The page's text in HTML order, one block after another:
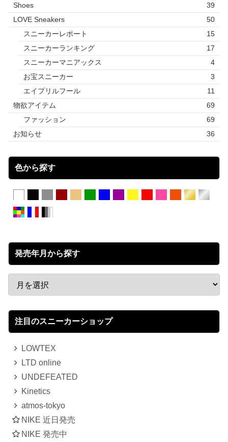
Shoes
39
LOVE Sneakers
50
スニーカーレポート
15
スニーカーランキング
17
スニーカーマニアックス
4
お宝スニーカー
3
エイプリルフール
11
物欲アイテム
69
ファッション
69
お知らせ
36
色から探す
発売年月から探す
注目のスニーカーショップ
LOWTEX
LTD online
UNDEFEATED
Kinetics
atmos-tokyo
NIKE 近日発売
NIKE 発売中